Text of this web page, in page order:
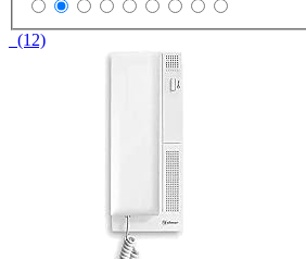
(12)